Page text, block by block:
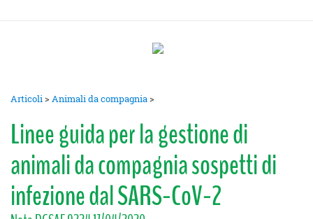
Articoli>Animali da compagnia>
Linee guida per la gestione di
animali da compagnia sospetti di
infezione dal SARS-CoV-2